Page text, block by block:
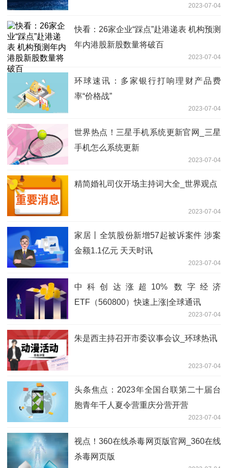
2023-07-04
快看：26家企业“踩点”赴港递表 机构预测
年内港股新股数量将破百
2023-07-04
环球速讯：多家银行打响理财产品费
率“价格战”
2023-07-04
世界热点！三星手机系统更新官网_三星
手机怎么系统更新
2023-07-04
精简婚礼司仪开场主持词大全_世界观点
2023-07-04
家居丨全筑股份新增57起被诉案件 涉案
金额1.1亿元 天天时讯
2023-07-04
中科创达涨超10% 数字经济
ETF（560800）快速上涨|全球通讯
2023-07-04
朱是西主持召开市委议事会议_环球热讯
2023-07-04
头条焦点：2023年全国台联第二十届台
胞青年千人夏令营重庆分营开营
2023-07-04
视点！360在线杀毒网页版官网_360在线
杀毒网页版